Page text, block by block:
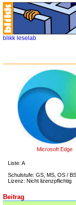
blikk leselab
Microsoft Edge
Liste: A
Schulstufe: GS, MS, OS / BS
Lizenz: Nicht lizenzpflichtig
Beitrag